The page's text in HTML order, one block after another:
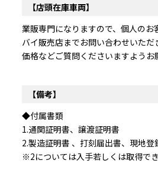
【店頭在庫車両】
業販専門になりますので、個人のお
バイ販売店までお問い合わせいただ
価格などご質問くださいますようお
【備考】
◆付属書類
1.通関証明書、譲渡証明書
2.製造証明書 、打刻届出書、現地登
※2については入手若しくは取得で